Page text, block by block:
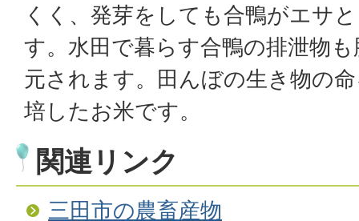
くく、発芽をしても合鴨がエサ
す。水田で暮らす合鴨の排泄物
元されます。田んぼの生き物の
培したお米です。
関連リンク
三田市の農畜産物